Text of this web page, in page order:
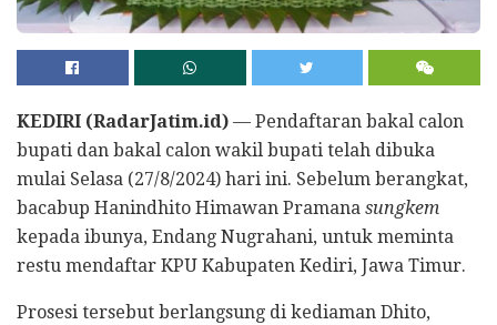
KEDIRI (RadarJatim.id) — Pendaftaran bakal calon
bupati dan bakal calon wakil bupati telah dibuka
mulai Selasa (27/8/2024) hari ini. Sebelum berangkat,
bacabup Hanindhito Himawan Pramana sungkem
kepada ibunya, Endang Nugrahani, untuk meminta
restu mendaftar KPU Kabupaten Kediri, Jawa Timur.
Prosesi tersebut berlangsung di kediaman Dhito,